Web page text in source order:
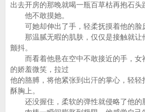
出去开房的那晚就喝一瓶百草枯再抱石头
他不敢摸她。
可她却伸出了手，轻柔抚摸着他的脸
那温腻无暇的肌肤，仅仅是接触就让
颤抖。
而看着他悬在空中不敢接近的手，女
的娇羞微笑，拉过
他的胳膊，将他紧张到出汗的掌心，轻轻
酥胸上。
还没握住，柔软的弹性就侵略了他的